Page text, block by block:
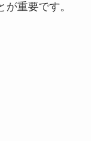
重要です。